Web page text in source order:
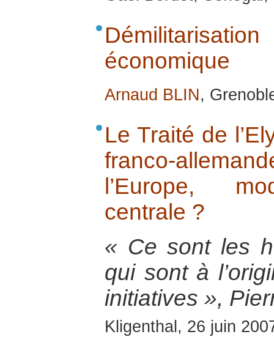
économique
Arnaud BLIN,
Le Traité de
franco-
l’Europe,
centrale ?
« Ce sont les
qui sont à
initiatives »,
Kligenthal, 26 juin